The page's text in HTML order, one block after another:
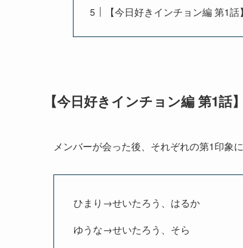
【今日好きインチョン編 第1話
【今日好きインチョン編 第1話
メンバーが会った後、それぞれの第1印象
ひまり→せいたろう、はるか
ゆうな→せいたろう、そら